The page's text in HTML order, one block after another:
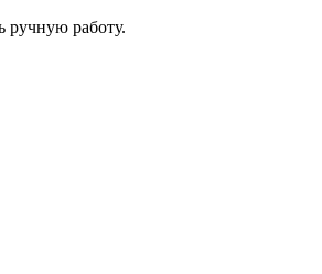
ручную работу.